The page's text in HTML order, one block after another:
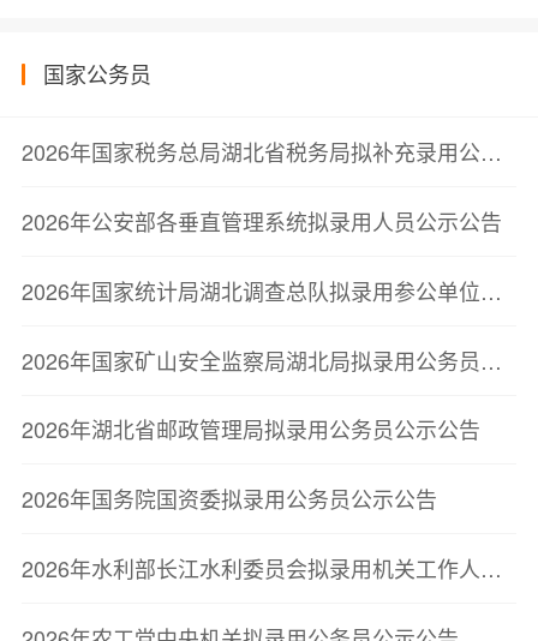
国家公务员
2026年国家税务总局湖北省税务局拟补充录用公务员公示公告（第一批）
2026年公安部各垂直管理系统拟录用人员公示公告
2026年国家统计局湖北调查总队拟录用参公单位工作人员公示公告
2026年国家矿山安全监察局湖北局拟录用公务员公示公告
2026年湖北省邮政管理局拟录用公务员公示公告
2026年国务院国资委拟录用公务员公示公告
2026年水利部长江水利委员会拟录用机关工作人员公示公告